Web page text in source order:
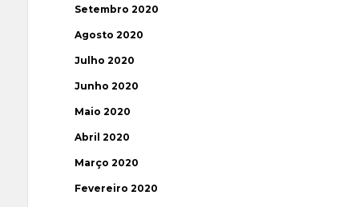
Setembro 2020
Agosto 2020
Julho 2020
Junho 2020
Maio 2020
Abril 2020
Março 2020
Fevereiro 2020